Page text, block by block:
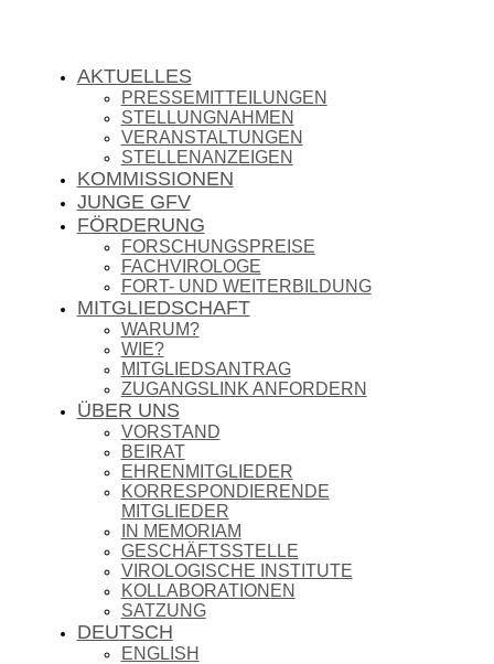
AKTUELLES
PRESSEMITTEILUNGEN
STELLUNGNAHMEN
VERANSTALTUNGEN
STELLENANZEIGEN
KOMMISSIONEN
JUNGE GFV
FÖRDERUNG
FORSCHUNGSPREISE
FACHVIROLOGE
FORT- UND WEITERBILDUNG
MITGLIEDSCHAFT
WARUM?
WIE?
MITGLIEDSANTRAG
ZUGANGSLINK ANFORDERN
ÜBER UNS
VORSTAND
BEIRAT
EHRENMITGLIEDER
KORRESPONDIERENDE
MITGLIEDER
IN MEMORIAM
GESCHÄFTSSTELLE
VIROLOGISCHE INSTITUTE
KOLLABORATIONEN
SATZUNG
DEUTSCH
ENGLISH